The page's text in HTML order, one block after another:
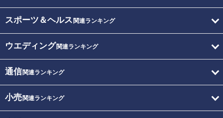
スポーツ＆ヘルス 関連ランキング
ウエディング関連ランキング
通信関連ランキング
小売関連ランキング